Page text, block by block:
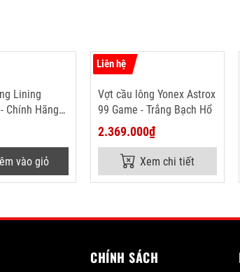
Lining
Chính Hãng
vào giỏ
Liên hệ
Vợt cầu lông Yonex Astrox
99 Game - Trắng Bạch Hổ
2.369.000₫
Xem chi tiết
CHÍNH SÁCH